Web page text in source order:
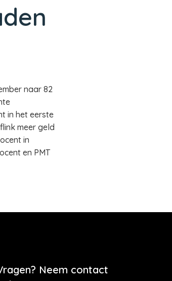
naar 82
in het eerste
meer geld
in
en PMT
Neem contact